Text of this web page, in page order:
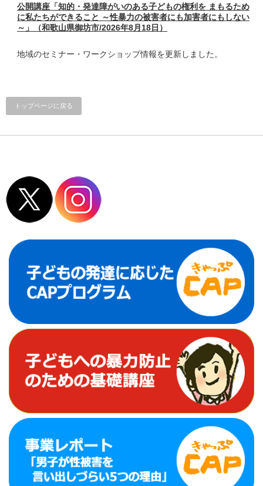
公開講座「知的・発達障がいのある子どもの権利を まもるため
に私たちができること ～性暴力の被害者にも加害者にもしない
～」（和歌山県御坊市/2026年8月18日）
地域のセミナー・ワークショップ情報を更新しました。
トップページに戻る